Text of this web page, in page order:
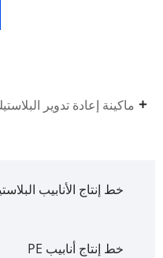
ماكينة إعادة تدوير
خط إنتاج الأنابيب
خط إنتاج أنابيب PE